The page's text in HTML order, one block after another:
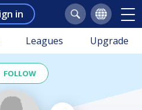
in
Leagues Upgrade
FOLLOW